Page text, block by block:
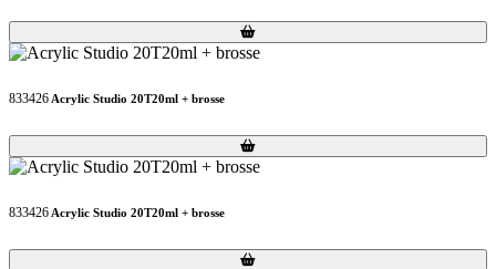
Loading...
Loading...
833426 Acrylic Studio 20T20ml + brosse
Loading...
Loading...
833426 Acrylic Studio 20T20ml + brosse
Loading...
Loading...